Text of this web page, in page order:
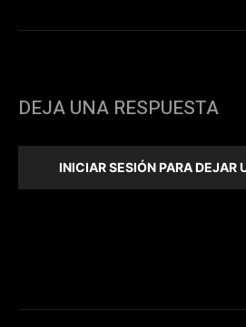
DEJA UNA RESPUESTA
INICIAR SESIÓN PARA DEJAR